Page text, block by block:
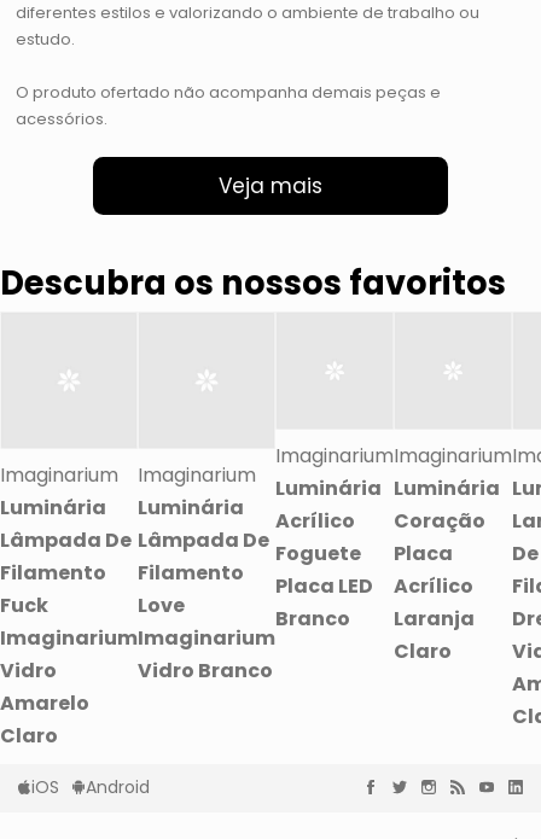
diferentes estilos e valorizando o ambiente de trabalho ou
estudo.
O produto ofertado não acompanha demais peças e
acessórios.
Veja mais
Descubra os nossos favoritos
Imaginarium
Luminária
Lâmpada De
Filamento
Fuck
Imaginarium
Vidro
Amarelo
Claro
Imaginarium
Luminária
Lâmpada De
Filamento
Love
Imaginarium
Vidro Branco
Imaginarium
Luminária
Acrílico
Foguete
Placa LED
Branco
Imaginarium
Luminária
Coração
Placa
Acrílico
Laranja
Claro
De
iOS Android